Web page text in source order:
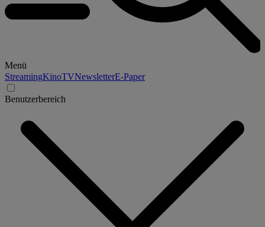
Menü
StreamingKinoTVNewsletterE-Paper
Benutzerbereich